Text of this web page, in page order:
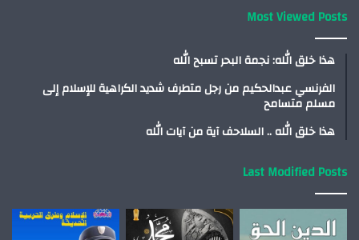
Most Viewed Posts
هذا خلق الله: نجمة البحر تسبح الله
الفرنسي عبدالحكيم من رجل متطرف شديد الكراهية للإسلام إلى
مسلم متسامح
هذا خلق الله .. السلاحف آية من آيات الله
Last Modified Posts